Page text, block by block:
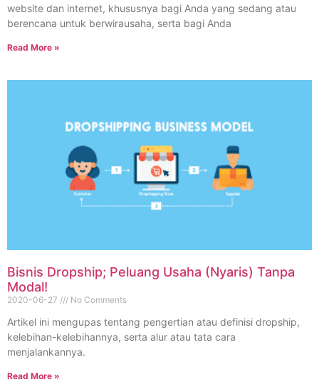
website dan internet, khususnya bagi Anda yang sedang atau
berencana untuk berwirausaha, serta bagi Anda
Read More »
Bisnis Dropship; Peluang Usaha (Nyaris) Tanpa
Modal!
2020-06-27 No Comments
Artikel ini mengupas tentang pengertian atau definisi dropship,
kelebihan-kelebihannya, serta alur atau tata cara
menjalankannya.
Read More »